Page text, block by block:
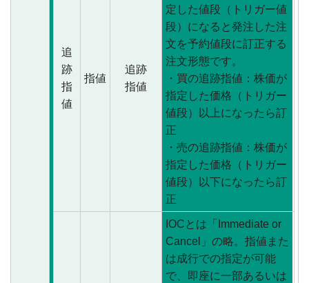
追
跡
指
値
指値
追跡
指値
定した値段（トリガー値
段）になると発注した注
文を予約値段に訂正する
注文形態です。
・買の追跡指値：株価が
指定した価格（トリガー
値段）以上になったら訂
正
・売の追跡指値：株価が
指定した価格（トリガー
値段）以下になったら訂
正
IOCとは「Immediate or
Cancel」の略。指値また
は成行での指定が可能
で、即座に一部あるいは